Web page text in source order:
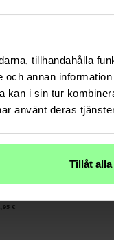
tillhandahålla
annan
kan i sin tur
använt deras
Tillåt alla
-3-in-1 Faltbare Kabellose
€